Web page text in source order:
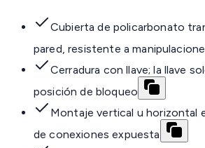
Cubierta de policarbonato
pared, resistente a
Cerradura con llave; la llave
posición de bloqueo
Montaje vertical u horizontal
de conexiones expuesta